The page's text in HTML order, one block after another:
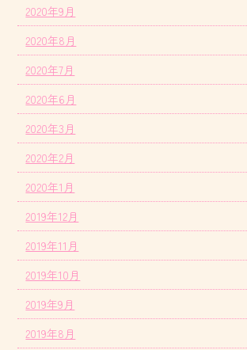
2020年9月
2020年8月
2020年7月
2020年6月
2020年3月
2020年2月
2020年1月
2019年12月
2019年11月
2019年10月
2019年9月
2019年8月